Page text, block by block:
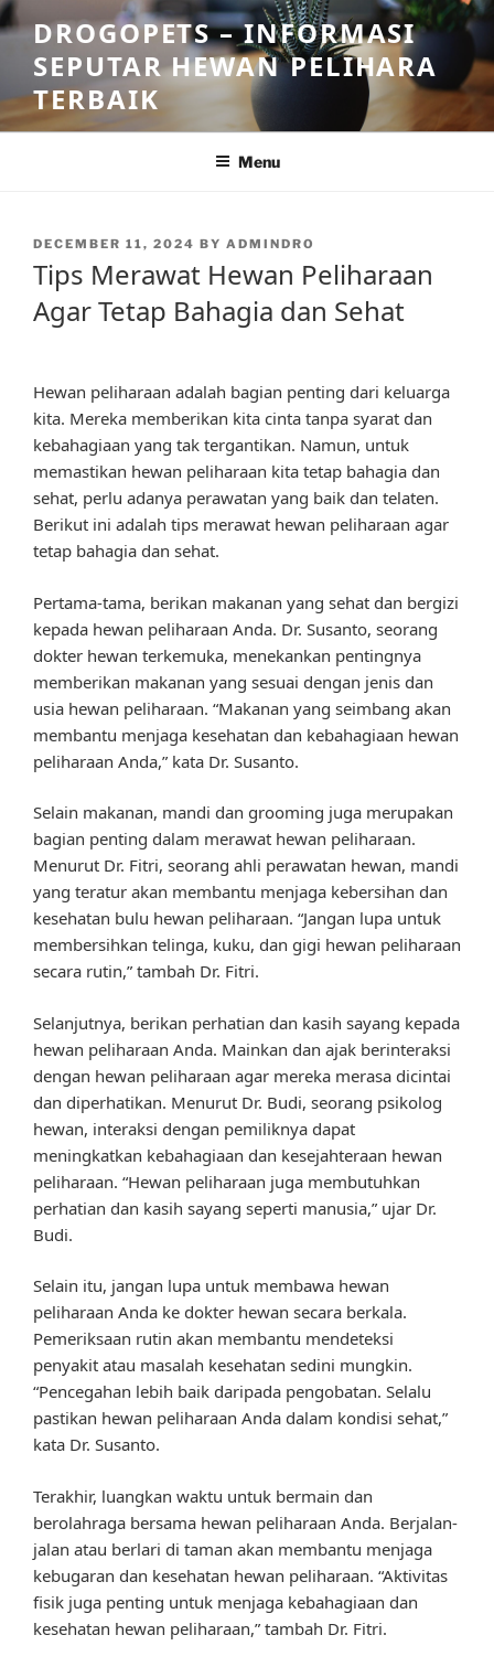
Skip
to
content
DROGOPETS – INFORMASI
SEPUTAR HEWAN PELIHARA
TERBAIK
Menu
POSTED
ON
DECEMBER 11, 2024 BY ADMINDRO
Tips Merawat Hewan Peliharaan
Agar Tetap Bahagia dan Sehat
Hewan peliharaan adalah bagian penting dari keluarga
kita. Mereka memberikan kita cinta tanpa syarat dan
kebahagiaan yang tak tergantikan. Namun, untuk
memastikan hewan peliharaan kita tetap bahagia dan
sehat, perlu adanya perawatan yang baik dan telaten.
Berikut ini adalah tips merawat hewan peliharaan agar
tetap bahagia dan sehat.
Pertama-tama, berikan makanan yang sehat dan bergizi
kepada hewan peliharaan Anda. Dr. Susanto, seorang
dokter hewan terkemuka, menekankan pentingnya
memberikan makanan yang sesuai dengan jenis dan
usia hewan peliharaan. “Makanan yang seimbang akan
membantu menjaga kesehatan dan kebahagiaan hewan
peliharaan Anda,” kata Dr. Susanto.
Selain makanan, mandi dan grooming juga merupakan
bagian penting dalam merawat hewan peliharaan.
Menurut Dr. Fitri, seorang ahli perawatan hewan, mandi
yang teratur akan membantu menjaga kebersihan dan
kesehatan bulu hewan peliharaan. “Jangan lupa untuk
membersihkan telinga, kuku, dan gigi hewan peliharaan
secara rutin,” tambah Dr. Fitri.
Selanjutnya, berikan perhatian dan kasih sayang kepada
hewan peliharaan Anda. Mainkan dan ajak berinteraksi
dengan hewan peliharaan agar mereka merasa dicintai
dan diperhatikan. Menurut Dr. Budi, seorang psikolog
hewan, interaksi dengan pemiliknya dapat
meningkatkan kebahagiaan dan kesejahteraan hewan
peliharaan. “Hewan peliharaan juga membutuhkan
perhatian dan kasih sayang seperti manusia,” ujar Dr.
Budi.
Selain itu, jangan lupa untuk membawa hewan
peliharaan Anda ke dokter hewan secara berkala.
Pemeriksaan rutin akan membantu mendeteksi
penyakit atau masalah kesehatan sedini mungkin.
“Pencegahan lebih baik daripada pengobatan. Selalu
pastikan hewan peliharaan Anda dalam kondisi sehat,”
kata Dr. Susanto.
Terakhir, luangkan waktu untuk bermain dan
berolahraga bersama hewan peliharaan Anda. Berjalan-
jalan atau berlari di taman akan membantu menjaga
kebugaran dan kesehatan hewan peliharaan. “Aktivitas
fisik juga penting untuk menjaga kebahagiaan dan
kesehatan hewan peliharaan,” tambah Dr. Fitri.